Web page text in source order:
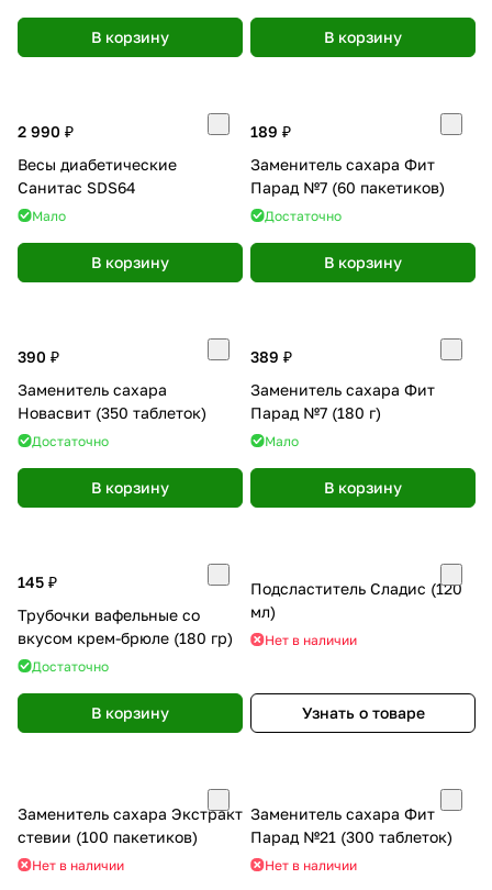
В корзину В корзину
2 990 ₽
Весы диабетические
Санитас SDS64
Мало
В корзину
189 ₽
Заменитель сахара Фит
Парад №7 (60 пакетиков)
Достаточно
В корзину
390 ₽
Заменитель сахара
Новасвит (350 таблеток)
Достаточно
В корзину
389 ₽
Заменитель сахара Фит
Парад №7 (180 г)
Мало
В корзину
145 ₽
Трубочки вафельные со
вкусом крем-брюле (180 гр)
Достаточно
В корзину
Подсластитель Сладис (120
мл)
Нет в наличии
Узнать о товаре
Заменитель сахара Экстракт
стевии (100 пакетиков)
Нет в наличии
Заменитель сахара Фит
Парад №21 (300 таблеток)
Нет в наличии